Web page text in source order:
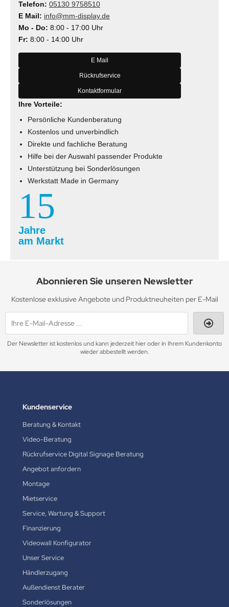
Telefon: 05130 9758510
E Mail: info@mm-display.de
Mo - Do: 8:00 - 17:00 Uhr
Fr: 8:00 - 14:00 Uhr
E Mail
Rückrufservice
Kontaktformular
Ihre Vorteile:
Persönliche Kundenberatung
Kostenlos und unverbindlich
Direkte und fachliche Beratung
Hilfe bei der Auswahl passender Produkte
Unterstützung bei Sonderlösungen
Werkstatt Made in Germany
15
Jahre
am Markt
Abonnieren Sie unseren Newsletter
Kostenlose exklusive Angebote und Produktneuheiten per E-Mail
Der Newsletter ist kostenlos und kann jederzeit hier oder in Ihrem Kundenkonto
wieder abbestellt werden.
Kundenservice
Beratung & Kontakt
Video-Beratung
Rückrufservice Digital Signage Beratung
Angebot anfordern
Montage
Mietservice
Service, Wartung & Support
Finanzierung
Videowall Konfigurator
Unser Service
Händlerzugang
Außendienst Berater
Sonderlösungen